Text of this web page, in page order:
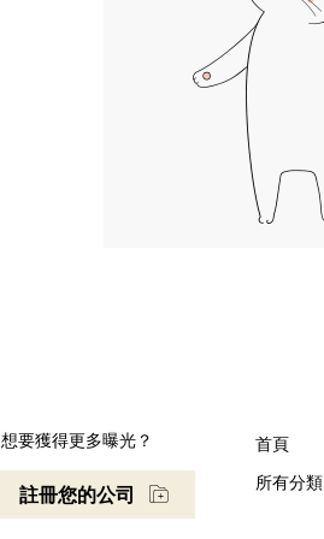
想要獲得更多曝光？
註冊您的公司
首頁
所有分類